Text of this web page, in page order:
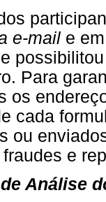
e-mail e
Para
os
cada
ou
e
Análise